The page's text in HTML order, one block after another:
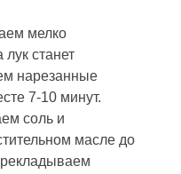
мелко
лук станет
нарезанные
7-10 минут.
соль и
масле до